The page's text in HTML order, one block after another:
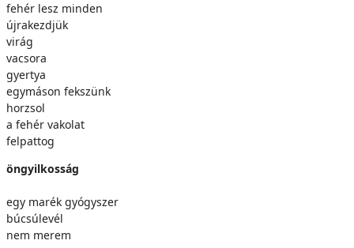
fehér lesz minden
újrakezdjük
virág
vacsora
gyertya
egymáson fekszünk
horzsol
a fehér vakolat
felpattog
öngyilkosság
egy marék gyógyszer
búcsúlevél
nem merem